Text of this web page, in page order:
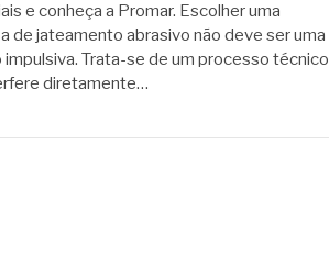
e conheça a Promar. Escolher uma
de jateamento abrasivo não deve ser uma
impulsiva. Trata-se de um processo técnico
diretamente…